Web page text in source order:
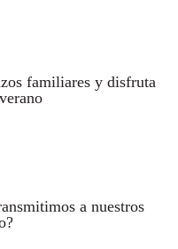
familiares y disfruta
a nuestros